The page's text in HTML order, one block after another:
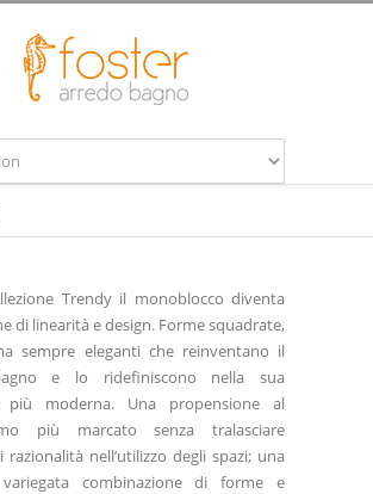
Trendy il monoblocco diventa
di linearità e design. Forme squadrate,
sempre eleganti che reinventano il
e lo ridefiniscono nella sua
più moderna. Una propensione al
più marcato senza tralasciare
nell’utilizzo degli spazi; una
combinazione di forme e